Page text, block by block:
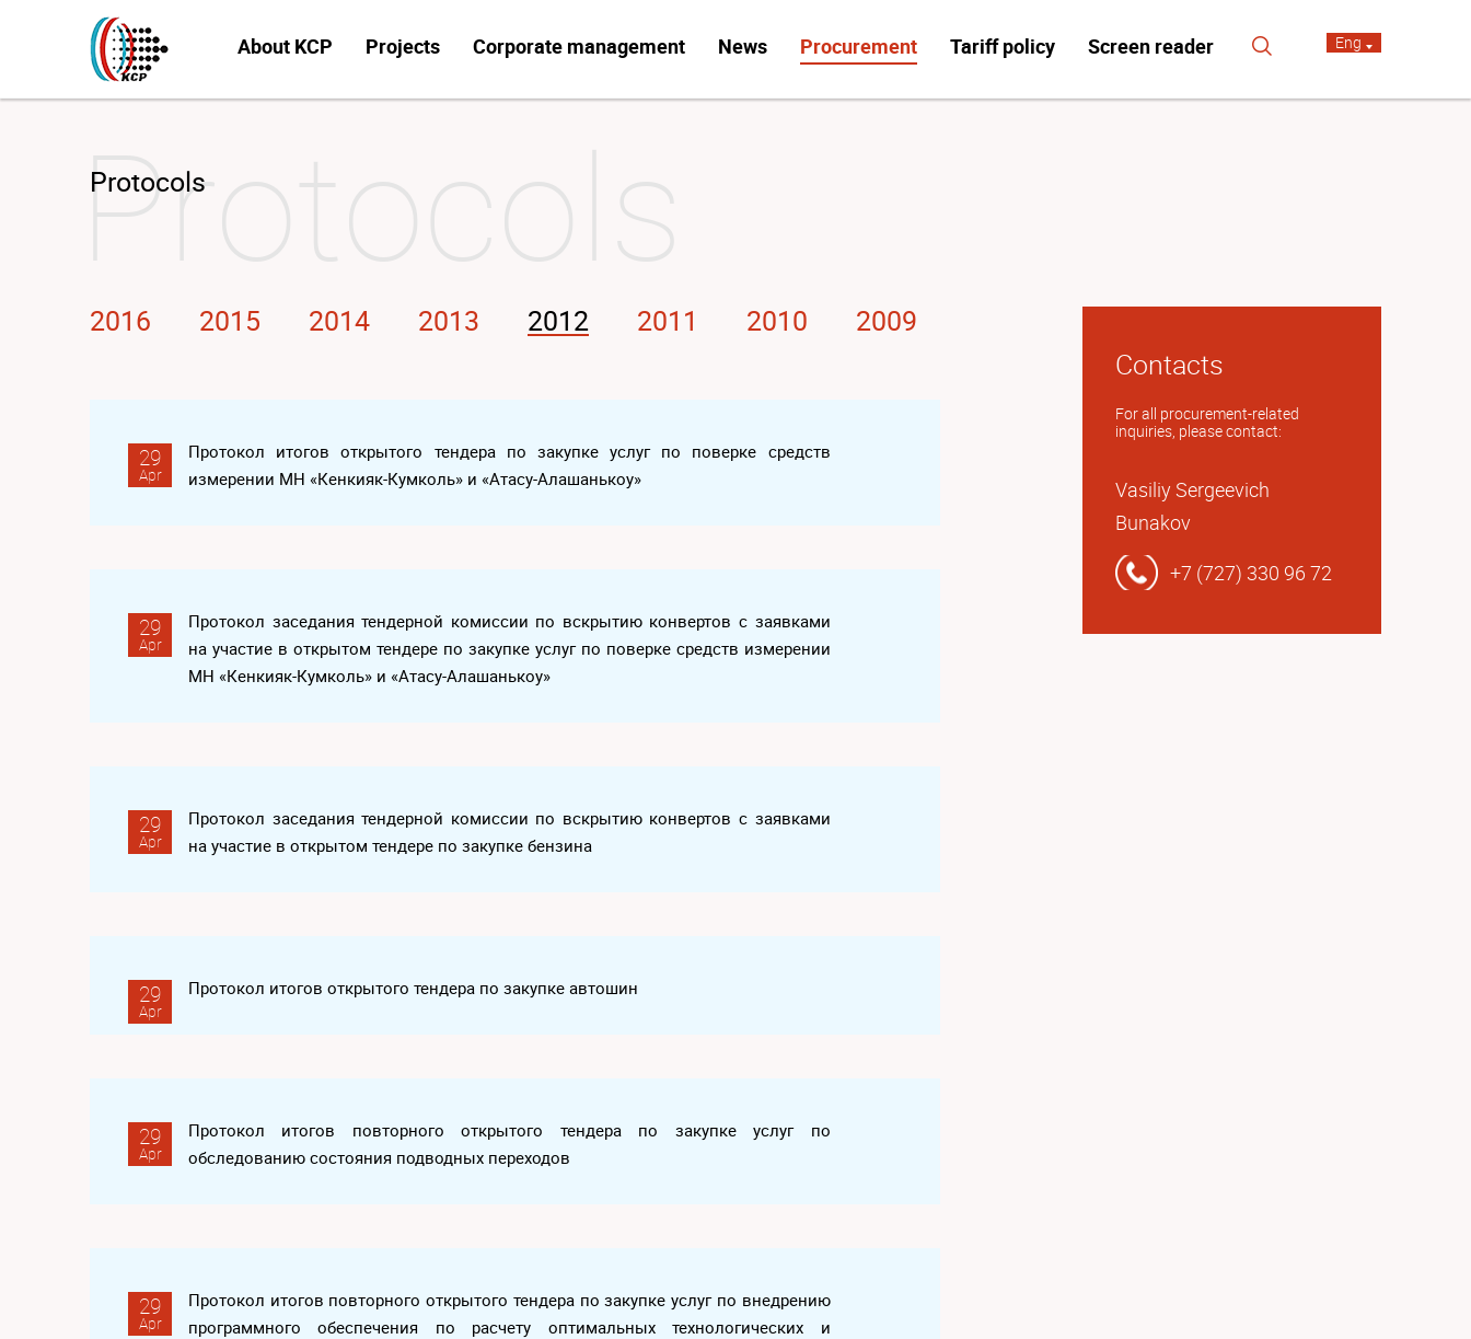
About KCP Projects Corporate management News Procurement Tariff policy Screen reader Eng
Protocols
2016 2015 2014 2013 2012 2011 2010 2009
29
Apr
Протокол итогов открытого тендера по закупке услуг по поверке средств
измерении МН «Кенкияк-Кумколь» и «Атасу-Алашанькоу»
29
Apr
Протокол заседания тендерной комиссии по вскрытию конвертов с заявками
на участие в открытом тендере по закупке услуг по поверке средств измерении
МН «Кенкияк-Кумколь» и «Атасу-Алашанькоу»
29
Apr
Протокол заседания тендерной комиссии по вскрытию конвертов с заявками
на участие в открытом тендере по закупке бензина
29
Apr
Протокол итогов открытого тендера по закупке автошин
29
Apr
Протокол итогов повторного открытого тендера по закупке услуг по
обследованию состояния подводных переходов
29
Apr
Протокол итогов повторного открытого тендера по закупке услуг по внедрению
программного обеспечения по расчету оптимальных технологических и
Contacts
For all procurement-related
inquiries, please contact:
Vasiliy Sergeevich
Bunakov
+7 (727) 330 96 72